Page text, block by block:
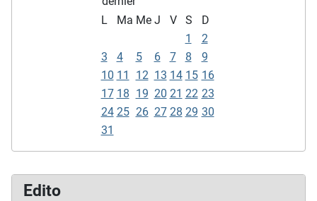
Edito
L Ma Me J V S
D
1
2
3
4 5 6 7 8
9
10 11 12 13 14 15 16
17 18 19 20 21 22 23
24 25 26 27 28 29 30
31